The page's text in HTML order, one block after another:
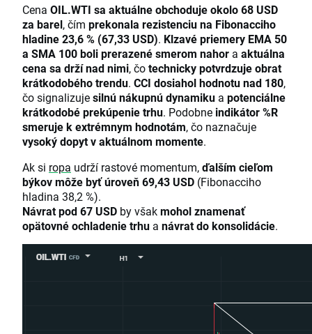
Cena OIL.WTI sa aktuálne obchoduje okolo 68 USD
za barel, čím prekonala rezistenciu na Fibonacciho
hladine 23,6 % (67,33 USD). Klzavé priemery EMA 50
a SMA 100 boli prerazené smerom nahor a aktuálna
cena sa drží nad nimi, čotechnicky potvrdzuje obrat
krátkodobého trendu. CCI dosiahol hodnotu nad 180,
čo signalizujesilnú nákupnú dynamiku a potenciálne
krátkodobé prekúpenie trhu. Podobne indikátor %R
smeruje k extrémnym hodnotám, čo naznačuje
vysoký dopyt v aktuálnom momente.
Ak si ropa udrží rastové momentum,ďalším cieľom
býkov môže byť úroveň 69,43 USD (Fibonacciho
hladina 38,2 %).
Návrat pod 67 USD by všakmohol znamenať
opätovné ochladenie trhu a návrat do konsolidácie.